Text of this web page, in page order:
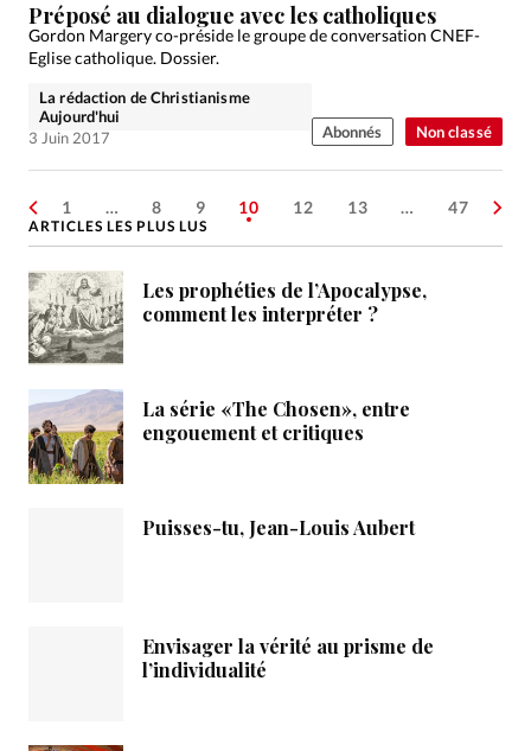
Non classé
Préposé au dialogue avec les catholiques
Gordon Margery co-préside le groupe de conversation CNEF-
Eglise catholique. Dossier.
La rédaction de Christianisme
Aujourd'hui
3 Juin 2017
Abonnés
1 … 8 9 10 12 13 … 47
ARTICLES LES PLUS LUS
Les prophéties de l’Apocalypse,
comment les interpréter ?
La série «The Chosen», entre
engouement et critiques
Puisses-tu, Jean-Louis Aubert
Envisager la vérité au prisme de
l’individualité